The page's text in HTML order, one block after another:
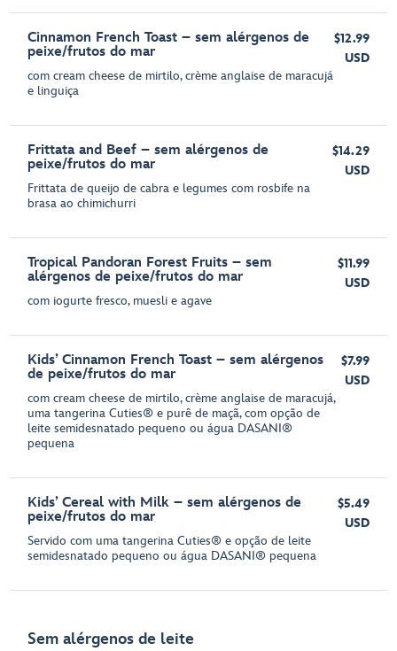
Cinnamon French Toast – sem alérgenos de
peixe/frutos do mar
com cream cheese de mirtilo, crème anglaise de maracujá
e linguiça
$12.99
USD
Frittata and Beef – sem alérgenos de
peixe/frutos do mar
Frittata de queijo de cabra e legumes com rosbife na
brasa ao chimichurri
$14.29
USD
Tropical Pandoran Forest Fruits – sem
alérgenos de peixe/frutos do mar
com iogurte fresco, muesli e agave
$11.99
USD
Kids’ Cinnamon French Toast – sem alérgenos
de peixe/frutos do mar
com cream cheese de mirtilo, crème anglaise de maracujá,
uma tangerina Cuties® e purê de maçã, com opção de
leite semidesnatado pequeno ou água DASANI®
pequena
$7.99
USD
Kids’ Cereal with Milk – sem alérgenos de
peixe/frutos do mar
Servido com uma tangerina Cuties® e opção de leite
semidesnatado pequeno ou água DASANI® pequena
$5.49
USD
Sem alérgenos de leite